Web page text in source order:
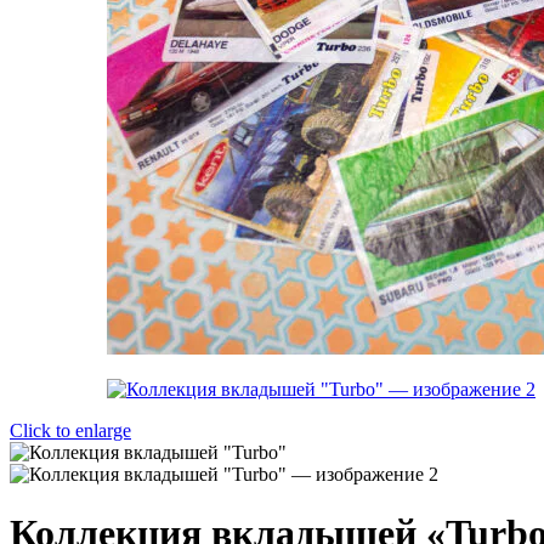
Click to enlarge
Коллекция вкладышей